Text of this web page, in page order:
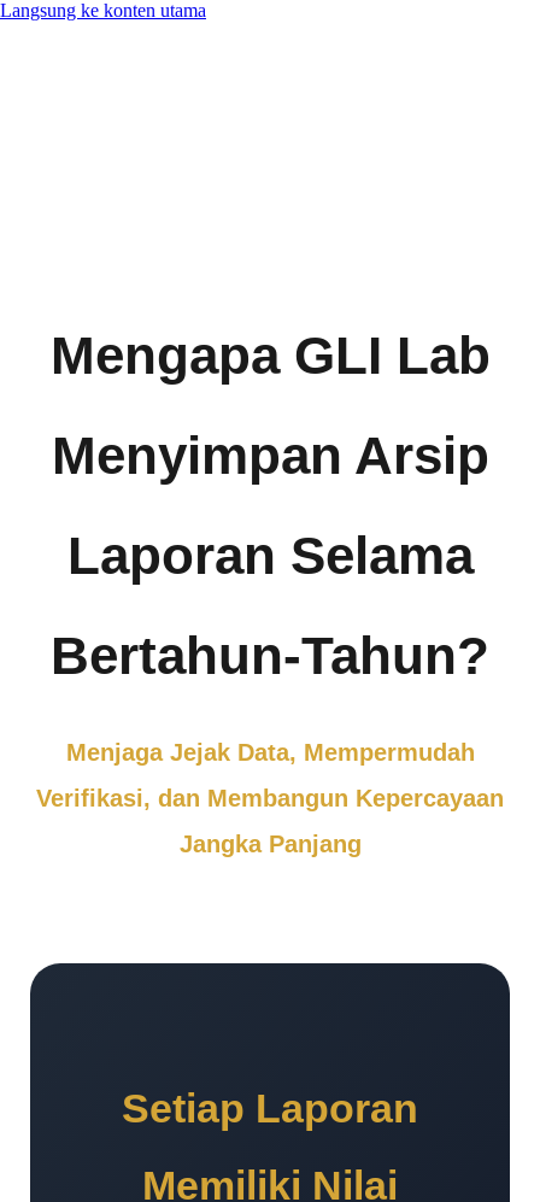
Langsung ke konten utama
Mengapa GLI Lab
Menyimpan Arsip
Laporan Selama
Bertahun-Tahun?
Menjaga Jejak Data, Mempermudah
Verifikasi, dan Membangun Kepercayaan
Jangka Panjang
Setiap Laporan
Memiliki Nilai